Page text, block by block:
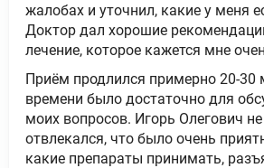
жалобах и уточнил, какие у меня
Доктор дал хорошие
лечение, которое кажется мне
Приём продлился примерно 20-30
времени было достаточно для
моих вопросов. Игорь Олегович
отвлекался, что было очень
какие препараты принимать,